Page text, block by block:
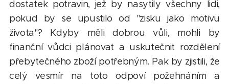
dostatek potravin, jež by nasytily všechny lidi,
pokud by se upustilo od "zisku jako motivu
života"? Kdyby měli dobrou vůli, mohli by
finanční vůdci plánovat a uskutečnit rozdělení
přebytečného zboží potřebným. Pak by zjistili, že
celý vesmír na toto odpoví požehnáním a